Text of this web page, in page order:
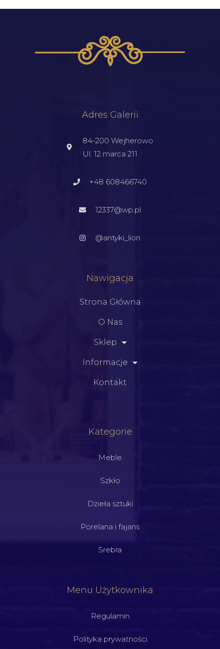
Adres Galerii
84-200 Wejherowo
Ul. 12 marca 211
+48 608466740
12337@wp.pl
@antyki_lion
Nawigacja
Strona Główna
O Nas
Sklep
Informacje
Kontakt
Kategorie
Meble
Szkło
Dzieła sztuki
Porelana i fajans
Srebra
Menu Użytkownika
Regulamin
Polityka prywatności